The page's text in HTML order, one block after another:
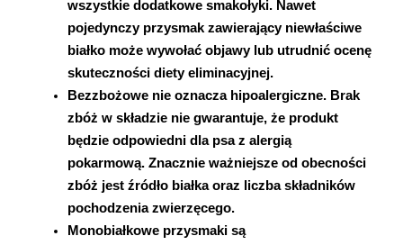
wszystkie dodatkowe smakołyki. Nawet
pojedynczy przysmak zawierający niewłaściwe
białko może wywołać objawy lub utrudnić ocenę
skuteczności diety eliminacyjnej.
Bezzbożowe nie oznacza hipoalergiczne. Brak
zbóż w składzie nie gwarantuje, że produkt
będzie odpowiedni dla psa z alergią
pokarmową. Znacznie ważniejsze od obecności
zbóż jest źródło białka oraz liczba składników
pochodzenia zwierzęcego.
Monobiałkowe przysmaki są